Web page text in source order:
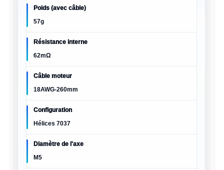
Poids (avec câble)
57g
Résistance interne
62mΩ
Câble moteur
18AWG-260mm
Configuration
Hélices 7037
Diamètre de l'axe
M5